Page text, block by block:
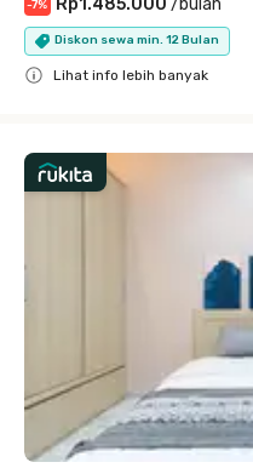
-7%
Diskon sewa min. 12 Bulan
Lihat info lebih banyak